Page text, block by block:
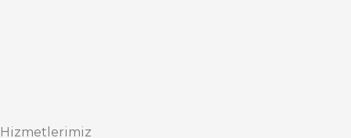
Hizmetlerimiz